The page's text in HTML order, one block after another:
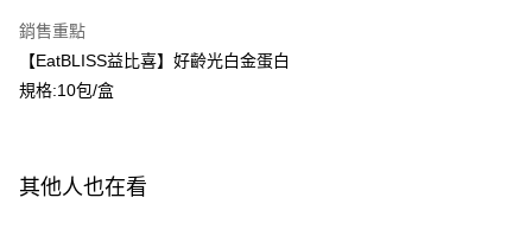
１．簡單：不需註冊會員、不需綁卡、不需儲值。
２．便利：只要手機號碼，簡訊認證，即可結帳。
３．安心：先確認商品／服務後，再付款。
３．收到繳費通知簡訊後14天內，點擊此簡訊中的連結，可透過四大超商／
運送方式
全家付款取貨
每筆NT$100，滿NT$600(含以上)免運費
每筆NT$100，滿NT$600(含以上)免運費
銷售重點
【EatBLISS益比喜】好齡光白金蛋白
規格:10包/盒
其他人也在看